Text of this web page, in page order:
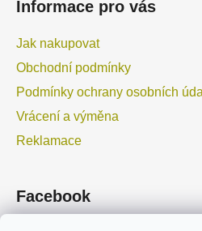
Informace pro vás
Jak nakupovat
Obchodní podmínky
Podmínky ochrany osobních
Vrácení a výměna
Reklamace
Facebook